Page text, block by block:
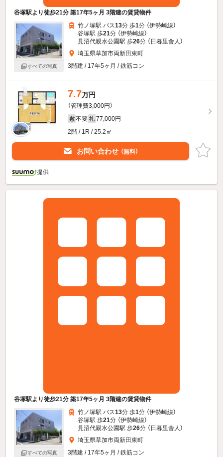
谷塚駅より徒歩21分 築17年5ヶ月 3階建の賃貸物件
すべての写真
竹ノ塚駅 バス13分 歩1分 （伊勢崎線）
谷塚駅 歩21分 （伊勢崎線）
見沼代親水公園駅 歩26分 （日暮里舎人）
埼玉県草加市両新田東町
3階建 / 17年5ヶ月 / 鉄筋コン
7.7万円
（管理費3,000円）
敷 不要 礼 77,000円
2階 / 1R / 25.2㎡
お問い合わせ （無料）
提供
谷塚駅より徒歩21分 築17年5ヶ月 3階建の賃貸物件
すべての写真
竹ノ塚駅 バス13分 歩1分 （伊勢崎線）
谷塚駅 歩21分 （伊勢崎線）
見沼代親水公園駅 歩26分 （日暮里舎人）
埼玉県草加市両新田東町
3階建 / 17年5ヶ月 / 鉄筋コン